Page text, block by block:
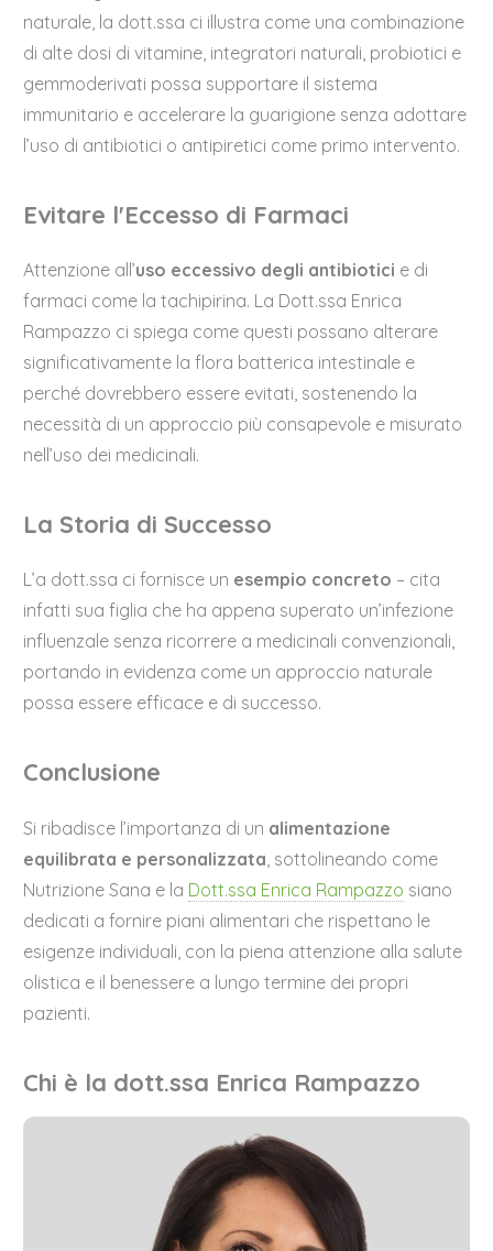
naturale, la dott.ssa ci illustra come una combinazione
di alte dosi di vitamine, integratori naturali, probiotici e
gemmoderivati possa supportare il sistema
immunitario e accelerare la guarigione senza adottare
l’uso di antibiotici o antipiretici come primo intervento.
Evitare l'Eccesso di Farmaci
Attenzione all’uso eccessivo degli antibiotici e di
farmaci come la tachipirina. La Dott.ssa Enrica
Rampazzo ci spiega come questi possano alterare
significativamente la flora batterica intestinale e
perché dovrebbero essere evitati, sostenendo la
necessità di un approccio più consapevole e misurato
nell’uso dei medicinali.
La Storia di Successo
L’a dott.ssa ci fornisce un esempio concreto – cita
infatti sua figlia che ha appena superato un’infezione
influenzale senza ricorrere a medicinali convenzionali,
portando in evidenza come un approccio naturale
possa essere efficace e di successo.
Conclusione
Si ribadisce l’importanza di un alimentazione
equilibrata e personalizzata , sottolineando come
Nutrizione Sana e la Dott.ssa Enrica Rampazzo siano
dedicati a fornire piani alimentari che rispettano le
esigenze individuali, con la piena attenzione alla salute
olistica e il benessere a lungo termine dei propri
pazienti.
Chi è la dott.ssa Enrica Rampazzo